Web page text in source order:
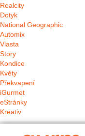
Realcity
Dotyk
National Geographic
Automix
Vlasta
Story
Kondice
Květy
Překvapení
iGurmet
eStránky
Kreativ